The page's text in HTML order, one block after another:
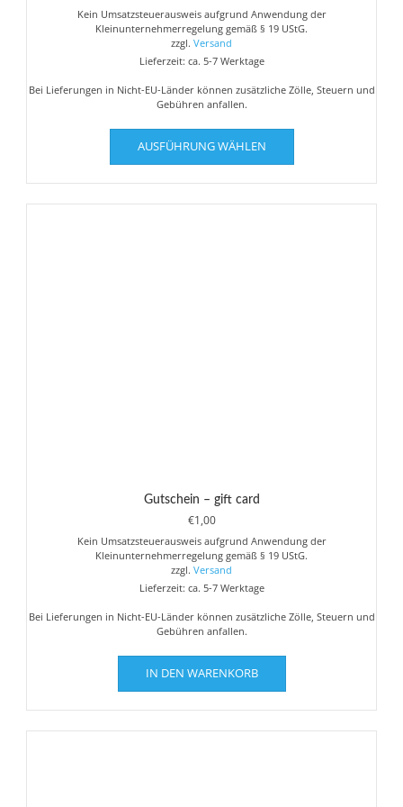
Kein Umsatzsteuerausweis aufgrund Anwendung der
Kleinunternehmerregelung gemäß § 19 UStG.
zzgl. Versand
Lieferzeit: ca. 5-7 Werktage
Bei Lieferungen in Nicht-EU-Länder können zusätzliche Zölle, Steuern und
Gebühren anfallen.
AUSFÜHRUNG WÄHLEN
Dieses
weist
mehrere
Varianten
Gutschein – gift card
€1,00
Kein Umsatzsteuerausweis aufgrund Anwendung der
Kleinunternehmerregelung gemäß § 19 UStG.
zzgl. Versand
Lieferzeit: ca. 5-7 Werktage
Bei Lieferungen in Nicht-EU-Länder können zusätzliche Zölle, Steuern und
Gebühren anfallen.
IN DEN WARENKORB